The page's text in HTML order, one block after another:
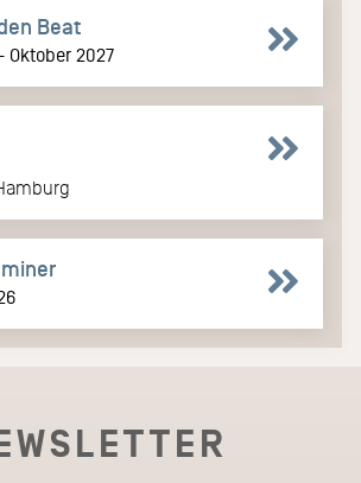
Beat
Oktober 2027